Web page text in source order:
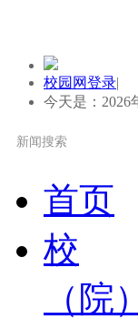
校园网登录|
今天是：2026
首页
校
（院）